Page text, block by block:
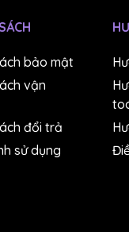
bảo mật
vận
đổi trả
sử dụng